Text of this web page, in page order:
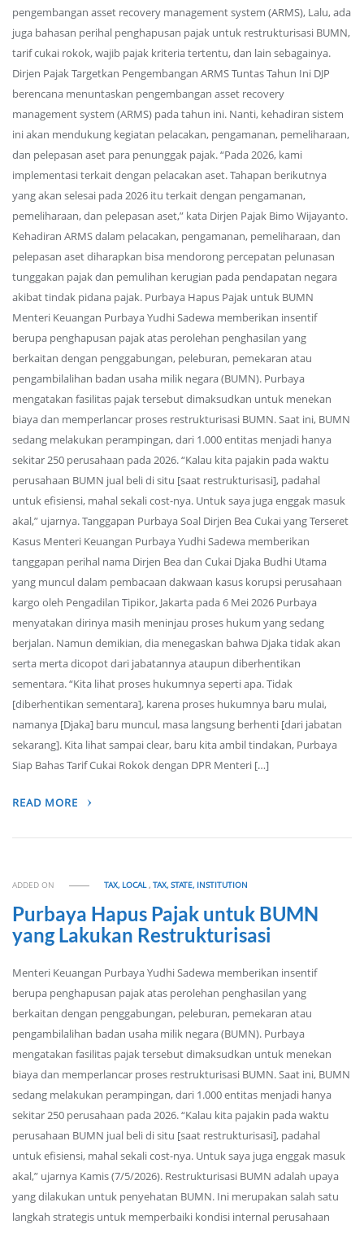
pengembangan asset recovery management system (ARMS), Lalu, ada
juga bahasan perihal penghapusan pajak untuk restrukturisasi BUMN,
tarif cukai rokok, wajib pajak kriteria tertentu, dan lain sebagainya.
Dirjen Pajak Targetkan Pengembangan ARMS Tuntas Tahun Ini DJP
berencana menuntaskan pengembangan asset recovery
management system (ARMS) pada tahun ini. Nanti, kehadiran sistem
ini akan mendukung kegiatan pelacakan, pengamanan, pemeliharaan,
dan pelepasan aset para penunggak pajak. “Pada 2026, kami
implementasi terkait dengan pelacakan aset. Tahapan berikutnya
yang akan selesai pada 2026 itu terkait dengan pengamanan,
pemeliharaan, dan pelepasan aset,” kata Dirjen Pajak Bimo Wijayanto.
Kehadiran ARMS dalam pelacakan, pengamanan, pemeliharaan, dan
pelepasan aset diharapkan bisa mendorong percepatan pelunasan
tunggakan pajak dan pemulihan kerugian pada pendapatan negara
akibat tindak pidana pajak. Purbaya Hapus Pajak untuk BUMN
Menteri Keuangan Purbaya Yudhi Sadewa memberikan insentif
berupa penghapusan pajak atas perolehan penghasilan yang
berkaitan dengan penggabungan, peleburan, pemekaran atau
pengambilalihan badan usaha milik negara (BUMN). Purbaya
mengatakan fasilitas pajak tersebut dimaksudkan untuk menekan
biaya dan memperlancar proses restrukturisasi BUMN. Saat ini, BUMN
sedang melakukan perampingan, dari 1.000 entitas menjadi hanya
sekitar 250 perusahaan pada 2026. “Kalau kita pajakin pada waktu
perusahaan BUMN jual beli di situ [saat restrukturisasi], padahal
untuk efisiensi, mahal sekali cost-nya. Untuk saya juga enggak masuk
akal,” ujarnya. Tanggapan Purbaya Soal Dirjen Bea Cukai yang Terseret
Kasus Menteri Keuangan Purbaya Yudhi Sadewa memberikan
tanggapan perihal nama Dirjen Bea dan Cukai Djaka Budhi Utama
yang muncul dalam pembacaan dakwaan kasus korupsi perusahaan
kargo oleh Pengadilan Tipikor, Jakarta pada 6 Mei 2026 Purbaya
menyatakan dirinya masih meninjau proses hukum yang sedang
berjalan. Namun demikian, dia menegaskan bahwa Djaka tidak akan
serta merta dicopot dari jabatannya ataupun diberhentikan
sementara. “Kita lihat proses hukumnya seperti apa. Tidak
[diberhentikan sementara], karena proses hukumnya baru mulai,
namanya [Djaka] baru muncul, masa langsung berhenti [dari jabatan
sekarang]. Kita lihat sampai clear, baru kita ambil tindakan, Purbaya
Siap Bahas Tarif Cukai Rokok dengan DPR Menteri […]
READ MORE
ADDED ON TAX, LOCAL,TAX, STATE, INSTITUTION
Purbaya Hapus Pajak untuk BUMN
yang Lakukan Restrukturisasi
Menteri Keuangan Purbaya Yudhi Sadewa memberikan insentif
berupa penghapusan pajak atas perolehan penghasilan yang
berkaitan dengan penggabungan, peleburan, pemekaran atau
pengambilalihan badan usaha milik negara (BUMN). Purbaya
mengatakan fasilitas pajak tersebut dimaksudkan untuk menekan
biaya dan memperlancar proses restrukturisasi BUMN. Saat ini, BUMN
sedang melakukan perampingan, dari 1.000 entitas menjadi hanya
sekitar 250 perusahaan pada 2026. “Kalau kita pajakin pada waktu
perusahaan BUMN jual beli di situ [saat restrukturisasi], padahal
untuk efisiensi, mahal sekali cost-nya. Untuk saya juga enggak masuk
akal,” ujarnya Kamis (7/5/2026). Restrukturisasi BUMN adalah upaya
yang dilakukan untuk penyehatan BUMN. Ini merupakan salah satu
langkah strategis untuk memperbaiki kondisi internal perusahaan